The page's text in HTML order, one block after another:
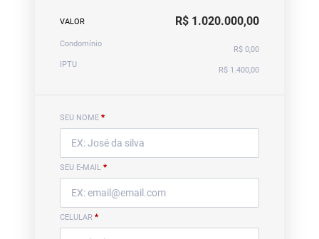
VALOR R$ 1.020.000,00
Condomínio
R$ 0,00
IPTU
R$ 1.400,00
SEU NOME *
SEU E-MAIL *
CELULAR *